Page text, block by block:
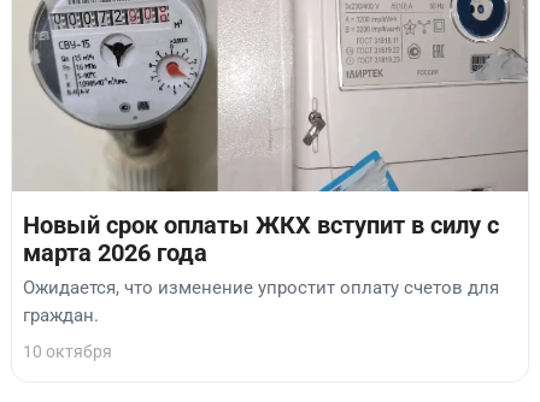
Новый срок оплаты ЖКХ вступит в силу с
марта 2026 года
Ожидается, что изменение упростит оплату счетов для
граждан.
10 октября